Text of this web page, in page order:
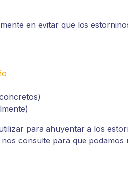
en evitar que los
para ahuyentar a los
consulte para que podamos